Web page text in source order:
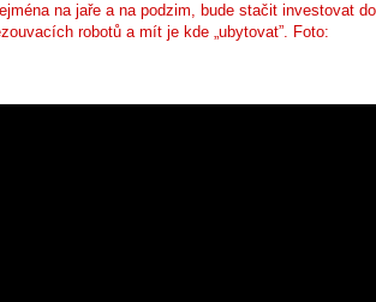
na jaře a na podzim, bude stačit investovat do
robotů a mít je kde „ubytovat”. Foto: